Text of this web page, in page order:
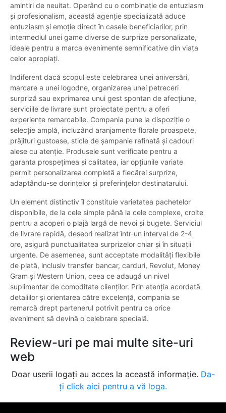
amintiri de neuitat. Operând cu o combinație de entuziasm
și profesionalism, această agenție specializată aduce
entuziasm și emoție direct în casele beneficiarilor, prin
intermediul unei game diverse de surprize personalizate,
ideale pentru a marca evenimente semnificative din viața
celor apropiați.
Indiferent dacă scopul este celebrarea unei aniversări,
marcare a unei logodne, organizarea unei petreceri
surpriză sau exprimarea unui gest spontan de afecțiune,
serviciile de livrare sunt proiectate pentru a oferi
experiențe remarcabile. Compania pune la dispoziție o
selecție amplă, incluzând aranjamente florale proaspete,
prăjituri gustoase, sticle de șampanie rafinată și cadouri
alese cu atenție. Produsele sunt verificate pentru a
garanta prospețimea și calitatea, iar opțiunile variate
permit personalizarea completă a fiecărei surprize,
adaptându-se dorințelor și preferințelor destinatarului.
Un element distinctiv îl constituie varietatea pachetelor
disponibile, de la cele simple până la cele complexe, croite
pentru a acoperi o plajă largă de nevoi și bugete. Serviciul
de livrare rapidă, deseori realizat într-un interval de 2-4
ore, asigură punctualitatea surprizelor chiar și în situații
urgente. De asemenea, sunt acceptate modalități flexibile
de plată, inclusiv transfer bancar, carduri, Revolut, Money
Gram și Western Union, ceea ce adaugă un nivel
suplimentar de comoditate clienților. Prin atenția acordată
detaliilor și orientarea către excelență, compania se
remarcă drept partenerul potrivit pentru ca orice
eveniment să devină o celebrare specială.
Review-uri pe mai multe site-uri
web
Doar userii logați au acces la această informație. Da-
ți click aici pentru a vă loga.